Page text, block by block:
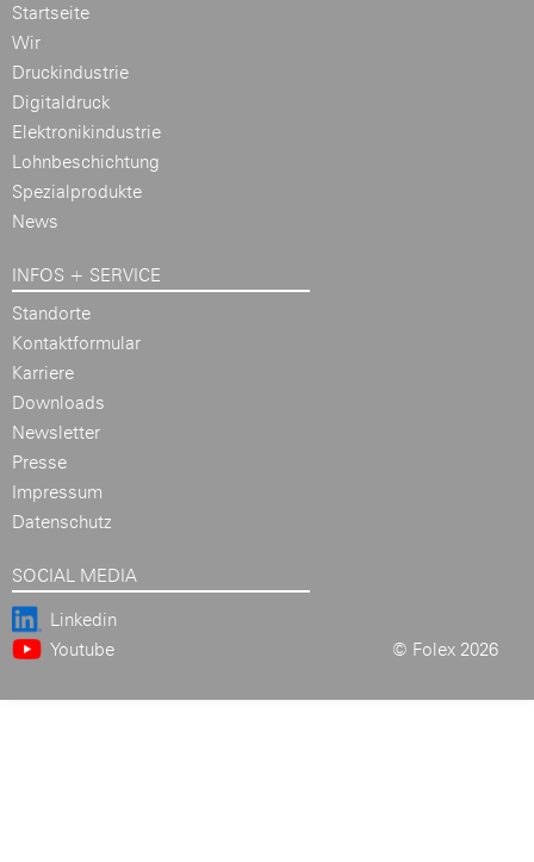
Startseite
Wir
Druckindustrie
Digitaldruck
Elektronikindustrie
Lohnbeschichtung
Spezialprodukte
News
INFOS + SERVICE
Standorte
Kontaktformular
Karriere
Downloads
Newsletter
Presse
Impressum
Datenschutz
SOCIAL MEDIA
Linkedin
Youtube
© Folex 2026